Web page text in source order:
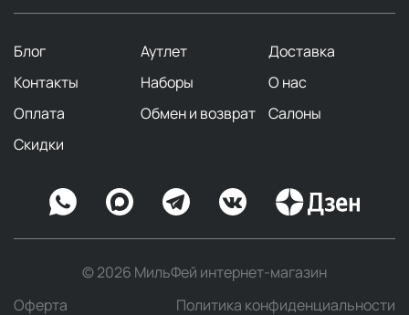
Блог Аутлет
Доставка
Контакты
Наборы
О нас
Оплата
Обмен и возврат
Салоны
Скидки
© 2026 МильФей интернет-магазин
Оферта
Политика конфиденциальности